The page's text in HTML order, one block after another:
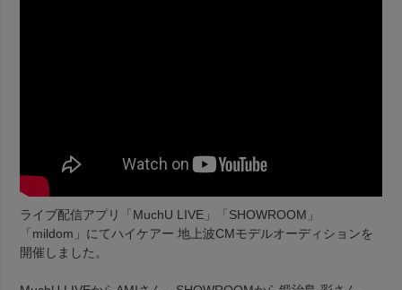
ライブ配信アプリ「MuchU LIVE」「SHOWROOM」
「mildom」にてハイケアー 地上波CMモデルオーディションを
開催しました。